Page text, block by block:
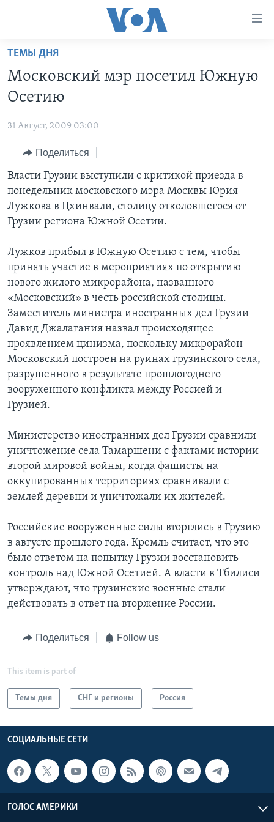
Перейти
основной
контент
навигации
Перейти
поиск
НОВОСТИ ЗА МИНУТУ
ИТОГИ
ПОЧЕМУ ЭТО ВАЖНО?
ДИСКУССИЯ VOA
ДЕТАЛИ
АМЕРИКА. БОЛЬШОЕ ПУТЕШЕСТВИЕ
УЧИМ АНГЛИЙСКИЙ
НАША АМЕРИКАНСКАЯ ИСТОРИЯ
А КАК В АМЕРИКЕ?
АРТЕФАКТЫ
АМЕРИКАНСКИЕ ГОРОДКИ
ЭКСПЕРТИЗА
ИНТЕРВЬЮ
ФАКТЫ ПРОТИВ ФЕЙКОВ
ЗА СВОБОДУ ПРЕССЫ
УЧИМ АНГЛИЙСКИЙ
ПОДПИСКА НА НОВОСТИ
Learning English
СОЦИАЛЬНЫЕ СЕТИ
Языки
ТЕМЫ ДНЯ
Московский мэр посетил Южную
Осетию
31 Август, 2009 03:00
Поделиться
Власти Грузии выступили с критикой приезда в
понедельник московского мэра Москвы Юрия
Лужкова в Цхинвали, столицу отколовшегося от
Грузии региона Южной Осетии.
Лужков прибыл в Южную Осетию с тем, чтобы
принять участие в мероприятиях по открытию
нового жилого микрорайона, названного
«Московский» в честь российской столицы.
Заместитель министра иностранных дел Грузии
Давид Джалагания назвал происходящее
проявлением цинизма, поскольку микрорайон
Московский построен на руинах грузинского села,
разрушенного в результате прошлогоднего
вооруженного конфликта между Россией и
Грузией.
Министерство иностранных дел Грузии сравнили
уничтожение села Тамаршени с фактами истории
второй мировой войны, когда фашисты на
оккупированных территориях сравнивали с
землей деревни и уничтожали их жителей.
Российские вооруженные силы вторглись в Грузию
в августе прошлого года. Кремль считает, что это
было ответом на попытку Грузии восстановить
контроль над Южной Осетией. А власти в Тбилиси
утверждают, что грузинские военные стали
действовать в ответ на вторжение России.
Поделиться Follow us
This item is part of
Темы дня СНГ и регионы Россия
СОЦИАЛЬНЫЕ СЕТИ
ГОЛОС АМЕРИКИ